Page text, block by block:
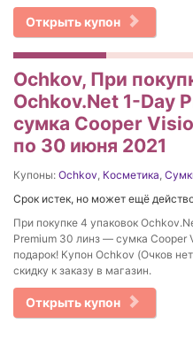
Открыть купон
Ochkov, При
Ochkov.Net 1-Day
сумка Cooper
по 30 июня 2021
Купоны: Ochkov Косметика
Срок истек, но может ещё
При покупке 4 упаковок
Premium 30 линз — сумка Cooper
подарок! Купон Ochkov (Очков
скидку к заказу в магазин.
Открыть купон